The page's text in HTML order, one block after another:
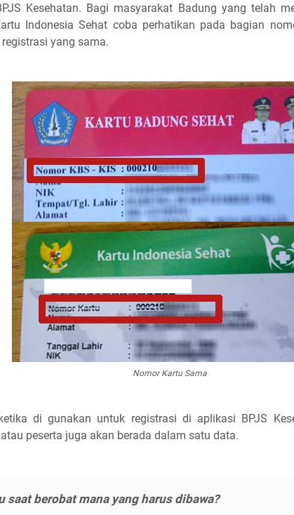
Kesehatan. Bagi masyarakat Badung yang telah
Indonesia Sehat coba perhatikan pada bagian
yang sama.
Nomor Kartu Sama
di gunakan untuk registrasi di aplikasi BPJS
peserta juga akan berada dalam satu data.
saat berobat mana yang harus dibawa?